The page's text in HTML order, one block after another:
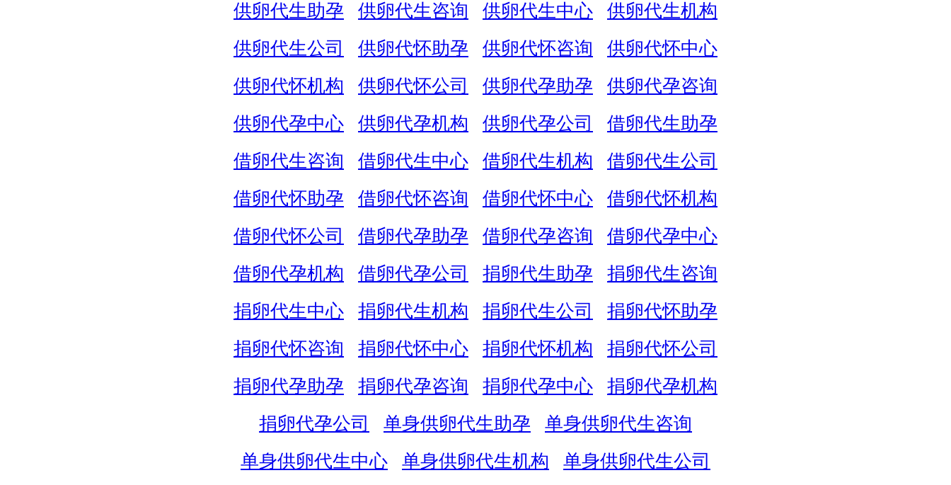
供卵代生助孕
供卵代生咨询 供卵代生中心
供卵代生机构
供卵代生公司
供卵代怀助孕 供卵代怀咨询
供卵代怀中心
供卵代怀机构
供卵代怀公司 供卵代孕助孕
供卵代孕咨询
供卵代孕中心
供卵代孕机构 供卵代孕公司
借卵代生助孕
借卵代生咨询
借卵代生中心 借卵代生机构
借卵代生公司
借卵代怀助孕
借卵代怀咨询 借卵代怀中心
借卵代怀机构
借卵代怀公司
借卵代孕助孕 借卵代孕咨询
借卵代孕中心
借卵代孕机构
借卵代孕公司 捐卵代生助孕
捐卵代生咨询
捐卵代生中心
捐卵代生机构 捐卵代生公司
捐卵代怀助孕
捐卵代怀咨询
捐卵代怀中心 捐卵代怀机构
捐卵代怀公司
捐卵代孕助孕
捐卵代孕咨询 捐卵代孕中心
捐卵代孕机构
捐卵代孕公司
单身供卵代生助孕
单身供卵代生咨询
单身供卵代生中心
单身供卵代生机构
单身供卵代生公司